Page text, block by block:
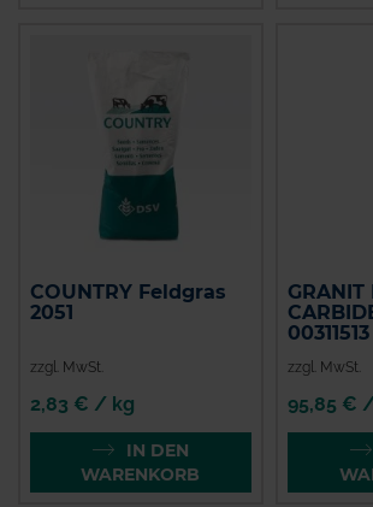
COUNTRY Feldgras
2051
zzgl. MwSt.
2,83 € / kg
IN DEN
WARENKORB
GRANIT
00311513
zzgl. MwSt.
95,85 €